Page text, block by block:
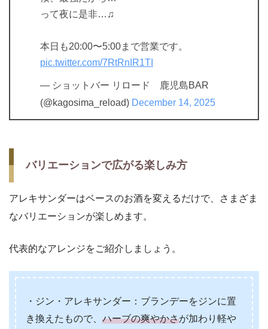
って夜に是非…♫
本日も20:00〜5:00まで営業です。
pic.twitter.com/7RtRnIR1TI
— ショットバー リロード 鹿児島BAR
(@kagosima_reload) December 14, 2025
バリエーションで広がる楽しみ方
アレキサンダーはベースのお酒を変えるだけで、さまざま
なバリエーションが楽しめます。
代表的なアレンジをご紹介しましょう。
・ジン・アレキサンダー：ブランデーをジンに置
き換えたもので、 ハーブの爽やかさが加わり軽や